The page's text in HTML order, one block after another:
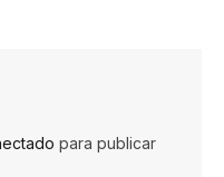
para publicar